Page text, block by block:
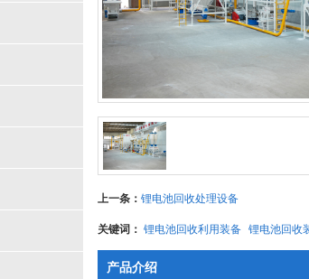
上一条： 锂电池回收处理设备
关键词： 锂电池回收利用装备 锂电池回收
产品介绍